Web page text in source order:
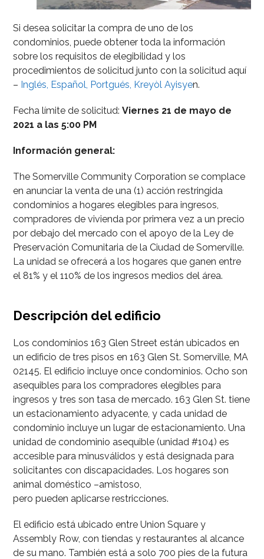
Si desea solicitar la compra de uno de los
condominios, puede obtener toda la información
sobre los requisitos de elegibilidad y los
procedimientos de solicitud junto con la solicitud aquí
– Inglés, Español, Portgués, Kreyòl Ayisyen.
Fecha límite de solicitud:Viernes 21 de mayo de
2021 a las 5:00 PM
Información general:
The Somerville Community Corporation se complace
en anunciar la venta de una (1) acción restringida
condominios a hogares elegibles para ingresos,
compradores de vivienda por primera vez a un precio
por debajo del mercado con el apoyo de la Ley de
Preservación Comunitaria de la Ciudad de Somerville.
La unidad se ofrecerá a los hogares que ganen entre
el 81% y el 110% de los ingresos medios del área.
Descripción del edificio
Los condominios 163 Glen Street están ubicados en
un edificio de tres pisos en 163 Glen St. Somerville, MA
02145. El edificio incluye once condominios. Ocho son
asequibles para los compradores elegibles para
ingresos y tres son tasa de mercado. 163 Glen St. tiene
un estacionamiento adyacente, y cada unidad de
condominio incluye un lugar de estacionamiento. Una
unidad de condominio asequible (unidad #104) es
accesible para minusválidos y está designada para
solicitantes con discapacidades. Los hogares son
animal doméstico –amistoso,
pero pueden aplicarse restricciones.
El edificio está ubicado entre Union Square y
Assembly Row, con tiendas y restaurantes al alcance
de su mano. También está a solo 700 pies de la futura